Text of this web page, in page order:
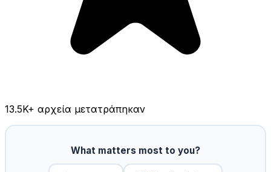
13.5K+ αρχεία μετατράπηκαν
What matters most to you?